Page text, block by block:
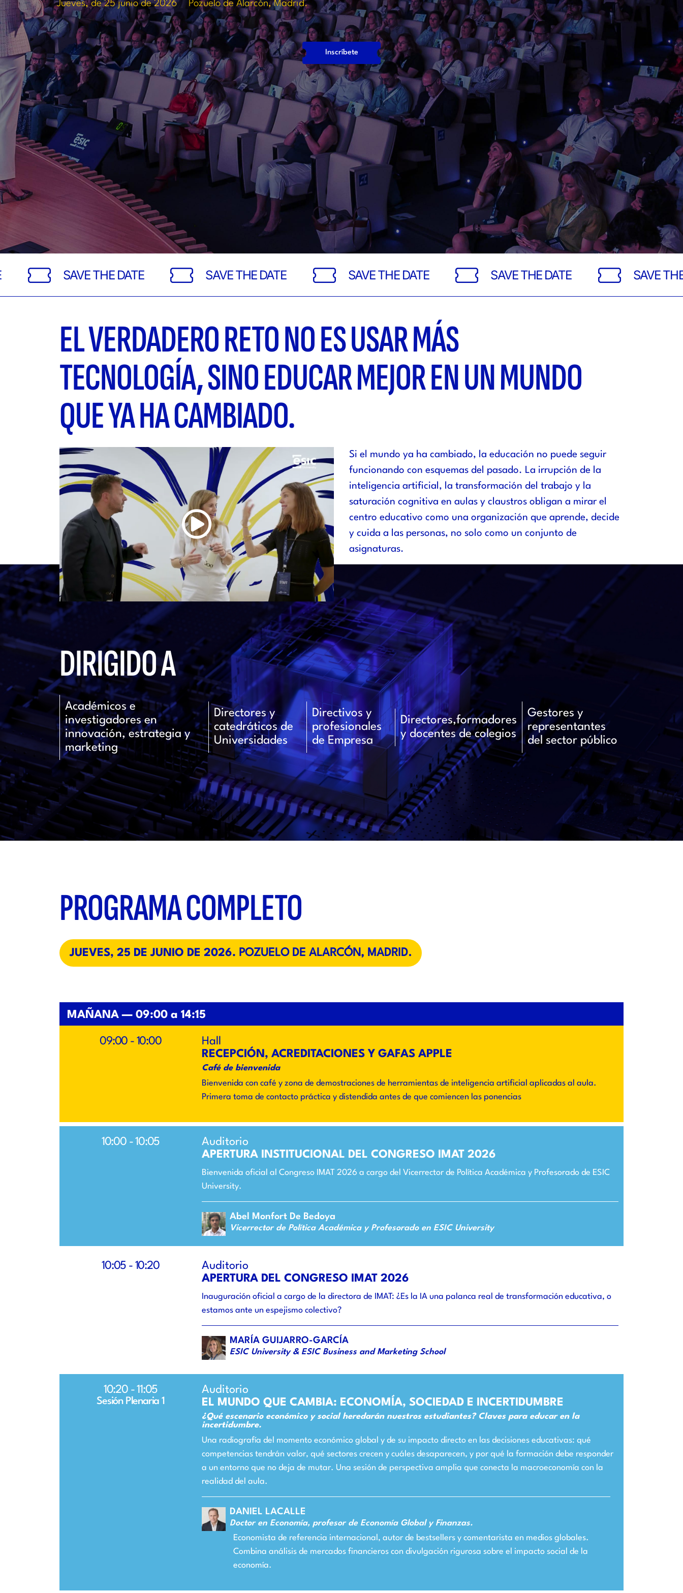
Jueves, de 25 junio de 2026
Pozuelo de Alarcón, Madrid.
Inscríbete
SAVE THE DATE SAVE THE DATE SAVE THE DATE SAVE THE DATE SAVE THE DATE
EL VERDADERO RETO NO ES USAR MÁS
TECNOLOGÍA, SINO EDUCAR MEJOR EN UN MUNDO
QUE YA HA CAMBIADO.
Si el mundo ya ha cambiado, la educación no puede seguir
funcionando con esquemas del pasado. La irrupción de la
inteligencia artificial, la transformación del trabajo y la
saturación cognitiva en aulas y claustros obligan a mirar el
centro educativo como una organización que aprende, decide
y cuida a las personas, no solo como un conjunto de
asignaturas.
DIRIGIDO A
Académicos e
investigadores en
innovación, estrategia y
marketing
Directores y
catedráticos de
Universidades
Directivos y
profesionales
de Empresa
Directores,formadores
y docentes de colegios
Gestores y
representantes
del sector público
PROGRAMA COMPLETO
JUEVES, 25 DE JUNIO DE 2026. POZUELO DE ALARCÓN, MADRID.
MAÑANA — 09:00 a 14:15
09:00 - 10:00
Hall
RECEPCIÓN, ACREDITACIONES Y GAFAS APPLE
Café de bienvenida
Bienvenida con café y zona de demostraciones de herramientas de inteligencia artificial aplicadas al aula.
Primera toma de contacto práctica y distendida antes de que comiencen las ponencias
10:00 - 10:05
Auditorio
APERTURA INSTITUCIONAL DEL CONGRESO IMAT 2026
Bienvenida oficial al Congreso IMAT 2026 a cargo del Vicerrector de Política Académica y Profesorado de ESIC
University.
Abel Monfort De Bedoya
Vicerrector de Política Académica y Profesorado en ESIC University
10:05 - 10:20
Auditorio
APERTURA DEL CONGRESO IMAT 2026
Inauguración oficial a cargo de la directora de IMAT: ¿Es la IA una palanca real de transformación educativa, o
estamos ante un espejismo colectivo?
MARÍA GUIJARRO-GARCÍA
ESIC University & ESIC Business and Marketing School
10:20 - 11:05
Sesión Plenaria 1
Auditorio
EL MUNDO QUE CAMBIA: ECONOMÍA, SOCIEDAD E INCERTIDUMBRE
¿Qué escenario económico y social heredarán nuestros estudiantes? Claves para educar en la
incertidumbre.
Una radiografía del momento económico global y de su impacto directo en las decisiones educativas: qué
competencias tendrán valor, qué sectores crecen y cuáles desaparecen, y por qué la formación debe responder
a un entorno que no deja de mutar. Una sesión de perspectiva amplia que conecta la macroeconomía con la
realidad del aula.
DANIEL LACALLE
Doctor en Economía, profesor de Economía Global y Finanzas.
Economista de referencia internacional, autor de bestsellers y comentarista en medios globales.
Combina análisis de mercados financieros con divulgación rigurosa sobre el impacto social de la
economía.